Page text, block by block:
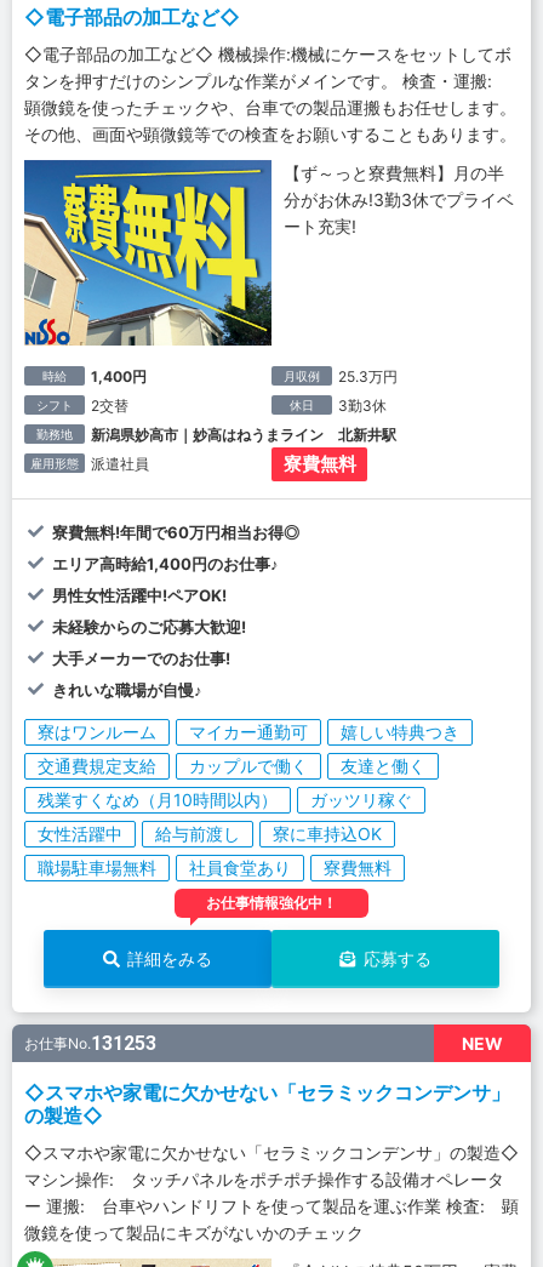
◇電子部品の加工など◇
◇電子部品の加工など◇ 機械操作:機械にケースをセットしてボ
タンを押すだけのシンプルな作業がメインです。 検査・運搬:
顕微鏡を使ったチェックや、台車での製品運搬もお任せします。
その他、画面や顕微鏡等での検査をお願いすることもあります。
【ず～っと寮費無料】月の半
分がお休み!3勤3休でプライベ
ート充実!
時給 1,400円 月収例 25.3万円
シフト 2交替 休日 3勤3休
勤務地 新潟県妙高市｜妙高はねうまライン 北新井駅
雇用形態 派遣社員 寮費無料
寮費無料!年間で60万円相当お得◎
エリア高時給1,400円のお仕事♪
男性女性活躍中!ペアOK!
未経験からのご応募大歓迎!
大手メーカーでのお仕事!
きれいな職場が自慢♪
寮はワンルーム マイカー通勤可
嬉しい特典つき
交通費規定支給
カップルで働く
友達と働く
残業すくなめ（月10時間以内）
ガッツリ稼ぐ
女性活躍中
給与前渡し
寮に車持込OK
職場駐車場無料
社員食堂あり 寮費無料
お仕事情報強化中！
詳細をみる 応募する
NEW
お仕事No.131253
◇スマホや家電に欠かせない「セラミックコンデンサ」
の製造◇
◇スマホや家電に欠かせない「セラミックコンデンサ」の製造◇
マシン操作: タッチパネルをポチポチ操作する設備オペレータ
ー 運搬: 台車やハンドリフトを使って製品を運ぶ作業 検査: 顕
微鏡を使って製品にキズがないかのチェック